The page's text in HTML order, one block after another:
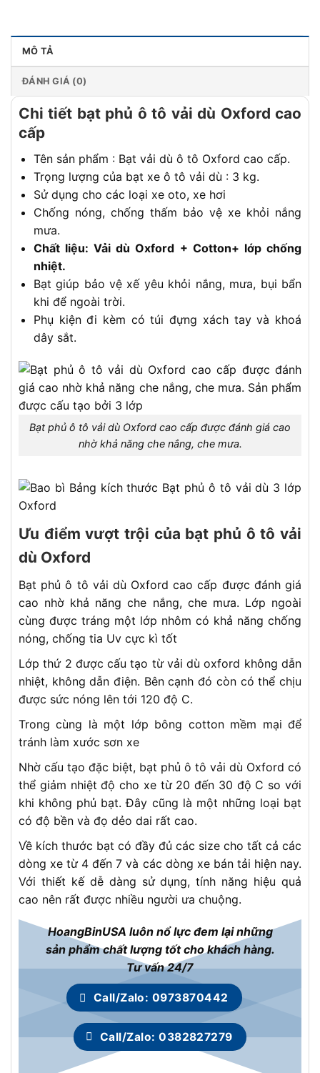
MÔ TẢ
ĐÁNH GIÁ (0)
Chi tiết bạt phủ ô tô vải dù Oxford cao
cấp
Tên sản phẩm : Bạt vải dù ô tô Oxford cao cấp.
Trọng lượng của bạt xe ô tô vải dù : 3 kg.
Sử dụng cho các loại xe oto, xe hơi
Chống nóng, chống thấm bảo vệ xe khỏi nắng
mưa.
Chất liệu: Vải dù Oxford + Cotton+ lớp chống
nhiệt.
Bạt giúp bảo vệ xế yêu khỏi nắng, mưa, bụi bẩn
khi để ngoài trời.
Phụ kiện đi kèm có túi đựng xách tay và khoá
dây sắt.
Bạt phủ ô tô vải dù Oxford cao cấp được đánh giá cao
nhờ khả năng che nắng, che mưa.
Ưu điểm vượt trội của bạt phủ ô tô vải
dù Oxford
Bạt phủ ô tô vải dù Oxford cao cấp được đánh giá
cao nhờ khả năng che nắng, che mưa. Lớp ngoài
cùng được tráng một lớp nhôm có khả năng chống
nóng, chống tia Uv cực kì tốt
Lớp thứ 2 được cấu tạo từ vải dù oxford không dẫn
nhiệt, không dẫn điện. Bên cạnh đó còn có thể chịu
được sức nóng lên tới 120 độ C.
Trong cùng là một lớp bông cotton mềm mại để
tránh làm xước sơn xe
Nhờ cấu tạo đặc biệt, bạt phủ ô tô vải dù Oxford có
thể giảm nhiệt độ cho xe từ 20 đến 30 độ C so với
khi không phủ bạt. Đây cũng là một những loại bạt
có độ bền và đọ dẻo dai rất cao.
Về kích thước bạt có đầy đủ các size cho tất cả các
dòng xe từ 4 đến 7 và các dòng xe bán tải hiện nay.
Với thiết kế dễ dàng sử dụng, tính năng hiệu quả
cao nên rất được nhiều người ưa chuộng.
HoangBinUSA luôn nổ lực đem lại những
sản phẩm chất lượng tốt cho khách hàng.
Tư vấn 24/7
Call/Zalo: 0973870442
Call/Zalo: 0382827279